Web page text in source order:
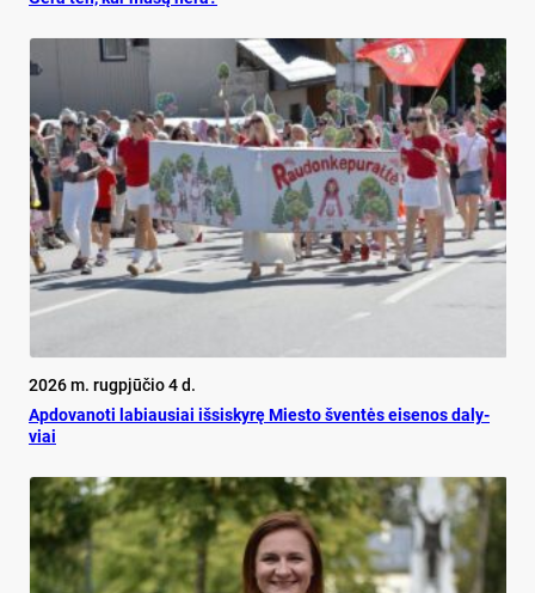
2026 m. rugpjūčio 4 d.
Ap­do­va­no­ti la­biau­siai iš­si­sky­rę Mies­to šven­tės ei­se­nos da­ly­
viai